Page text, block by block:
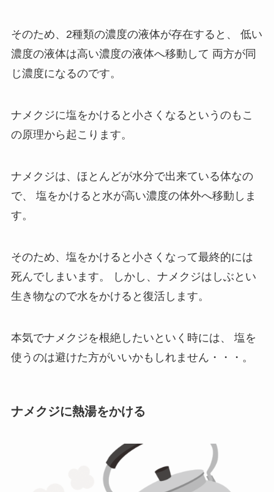
そのため、2種類の濃度の液体が存在すると、
低い
濃度の液体は高い濃度の液体へ移動して 両方が同
じ濃度になるのです。
ナメクジに塩をかけると小さくなるというのもこ
の原理から起こります。
ナメクジは、ほとんどが水分で出来ている体なの
で、
塩をかけると水が高い濃度の体外へ移動しま
す。
そのため、塩をかけると小さくなって最終的には
死んでしまいます。
しかし、ナメクジはしぶとい
生き物なので水をかけると復活します。
本気でナメクジを根絶したいといく時には、
塩を
使うのは避けた方がいいかもしれません・・・。
ナメクジに熱湯をかける